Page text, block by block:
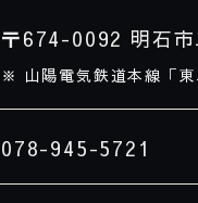
〒674-0092 明石
※ 山陽電気鉄道本線「
078-945-5721